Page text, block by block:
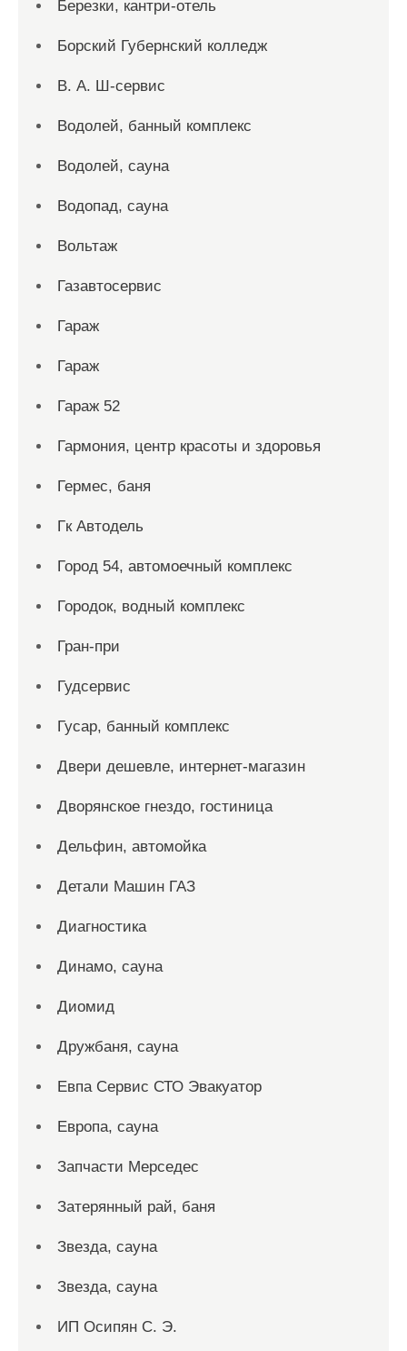
Березки, кантри-отель
Борский Губернский колледж
В. А. Ш-сервис
Водолей, банный комплекс
Водолей, сауна
Водопад, сауна
Вольтаж
Газавтосервис
Гараж
Гараж
Гараж 52
Гармония, центр красоты и здоровья
Гермес, баня
Гк Автодель
Город 54, автомоечный комплекс
Городок, водный комплекс
Гран-при
Гудсервис
Гусар, банный комплекс
Двери дешевле, интернет-магазин
Дворянское гнездо, гостиница
Дельфин, автомойка
Детали Машин ГАЗ
Диагностика
Динамо, сауна
Диомид
Дружбаня, сауна
Евпа Сервис СТО Эвакуатор
Европа, сауна
Запчасти Мерседес
Затерянный рай, баня
Звезда, сауна
Звезда, сауна
ИП Осипян С. Э.